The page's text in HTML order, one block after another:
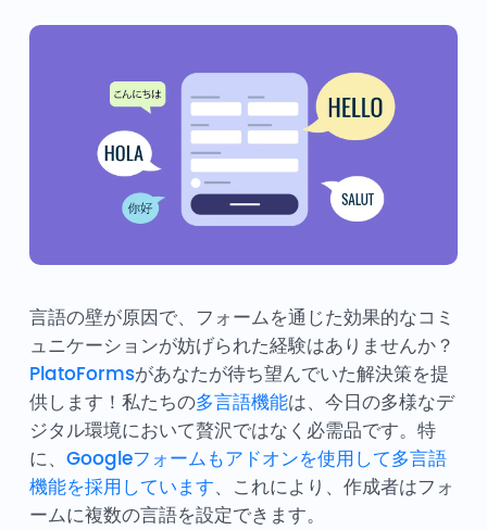
言語の壁が原因で、フォームを通じた効果的なコミ
ュニケーションが妨げられた経験はありませんか？
PlatoFormsがあなたが待ち望んでいた解決策を提
供します！私たちの多言語機能は、今日の多様なデ
ジタル環境において贅沢ではなく必需品です。特
に、 Googleフォームもアドオンを使用して多言語
機能を採用しています、これにより、作成者はフォ
ームに複数の言語を設定できます。